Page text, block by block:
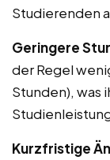
Studierenden
Geringere
der Regel
Stunden), was
Kurzfristige